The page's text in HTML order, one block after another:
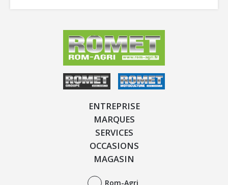
ENTREPRISE
MARQUES
SERVICES
OCCASIONS
MAGASIN
Rom-Agri